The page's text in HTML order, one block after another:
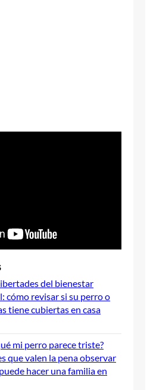
del bienestar
cómo revisar si su perro o
tiene cubiertas en casa
mi perro parece triste?
que valen la pena observar
hacer una familia en